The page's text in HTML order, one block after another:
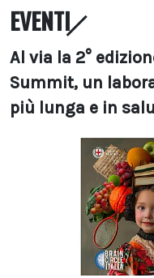
EVENTI
Al via la 2°
Summit, un
più lunga e in